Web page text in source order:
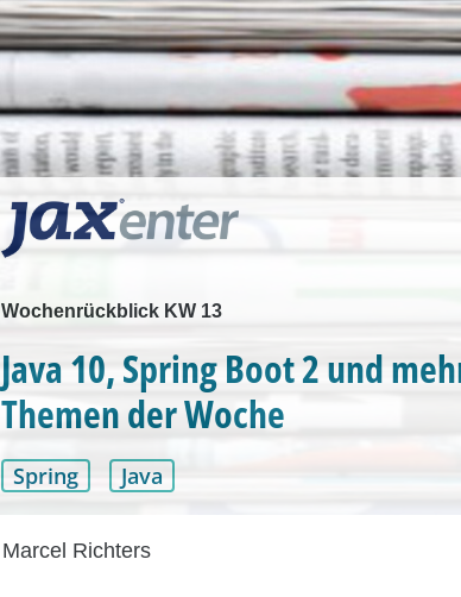
Wochenrückblick KW 13
Java 10, Spring Boot 2 und
Themen der Woche
Spring Java
Marcel Richters